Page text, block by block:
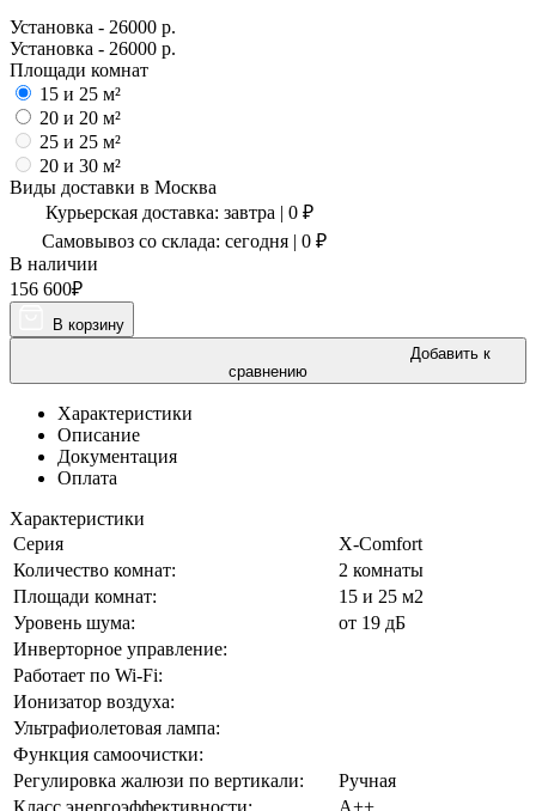
Установка - 26000 р.
Установка - 26000 р.
Площади комнат
15 и 25 м²
20 и 20 м²
25 и 25 м²
20 и 30 м²
Виды доставки в Москва
Курьерская доставка: завтра | 0 ₽
Самовывоз со склада: сегодня | 0 ₽
В наличии
156 600₽
В корзину
Добавить к
сравнению
Характеристики
Описание
Документация
Оплата
Характеристики
Серия
X-Comfort
Количество комнат:
2 комнаты
Площади комнат:
15 и 25 м2
Уровень шума:
от 19 дБ
Инверторное управление:
Работает по Wi-Fi:
Ионизатор воздуха:
Ультрафиолетовая лампа:
Функция самоочистки:
Регулировка жалюзи по вертикали:
Ручная
Класс энергоэффективности:
А++